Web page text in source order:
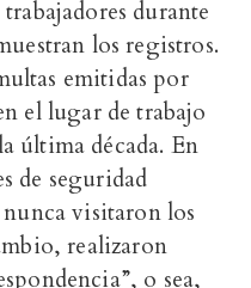
durante
los registros.
emitidas por
el lugar de trabajo
última década. En
de seguridad
visitaron los
realizaron
o sea,